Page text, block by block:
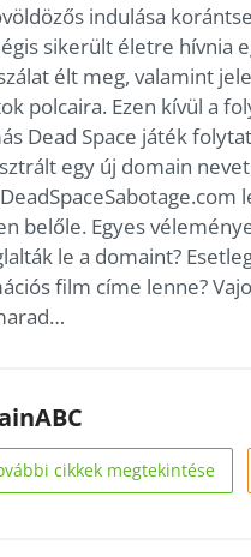
indulása
sikerült életre hívnia
élt meg, valamint
polcaira. Ezen kívül a
Dead Space játék
egy új domain
belőle. Egyes
le a domaint?
film címe lenne?
cikkek megtekintése